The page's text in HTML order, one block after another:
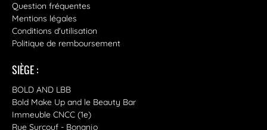
Question fréquentes
Mentions légales
Conditions d'utilisation
Politique de remboursement
SIÈGE :
BOLD AND LBB
Bold Make Up and le Beauty Bar
Immeuble CNCC (1e)
Rue Surcouf - Bonanjo